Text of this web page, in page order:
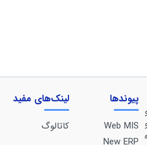
پیوندها
Web MIS
New ERP
لینک‌های مفید
کاتالوگ